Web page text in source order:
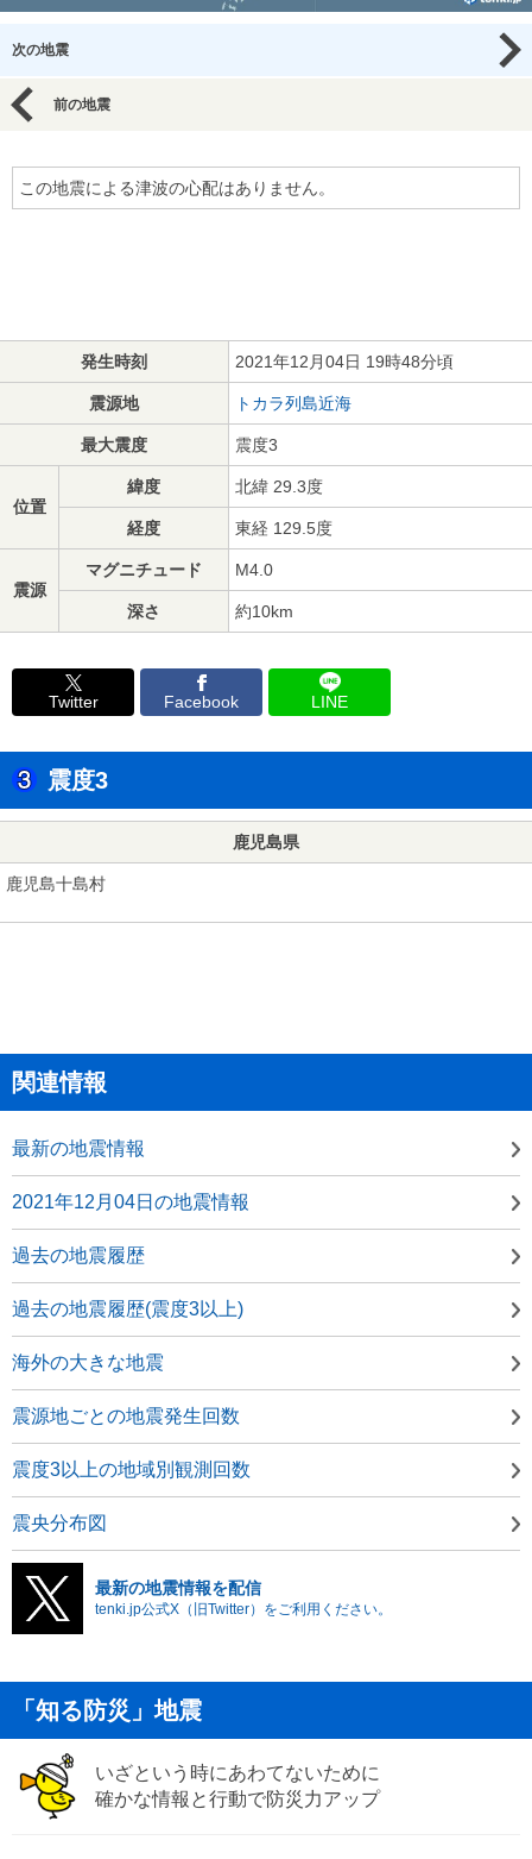
次の地震
前の地震
この地震による津波の心配はありません。
発生時刻 2021年12月04日 19時48分頃
震源地 トカラ列島近海
最大震度 震度3
位置
緯度 北緯 29.3度
経度 東経 129.5度
震源
マグニチュード M4.0
深さ 約10km
Twitter Facebook LINE
震度3
鹿児島県
鹿児島十島村
関連情報
最新の地震情報
2021年12月04日の地震情報
過去の地震履歴
過去の地震履歴(震度3以上)
海外の大きな地震
震源地ごとの地震発生回数
震度3以上の地域別観測回数
震央分布図
最新の地震情報を配信
tenki.jp公式X（旧Twitter）をご利用ください。
「知る防災」地震
いざという時にあわてないために
確かな情報と行動で防災力アップ